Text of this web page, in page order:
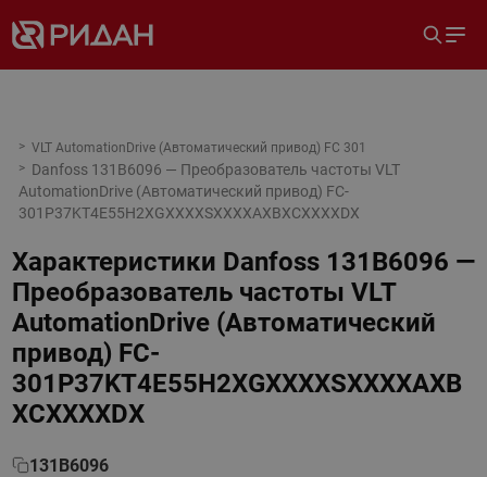
VLT AutomationDrive (Автоматический привод) FC 301
Danfoss 131B6096 — Преобразователь частоты VLT
AutomationDrive (Автоматический привод) FC-
301P37KT4E55H2XGXXXXSXXXXAXBXCXXXXDX
Характеристики Danfoss 131B6096 —
Преобразователь частоты VLT
AutomationDrive (Автоматический
привод) FC-
301P37KT4E55H2XGXXXXSXXXXAXB
XCXXXXDX
131B6096